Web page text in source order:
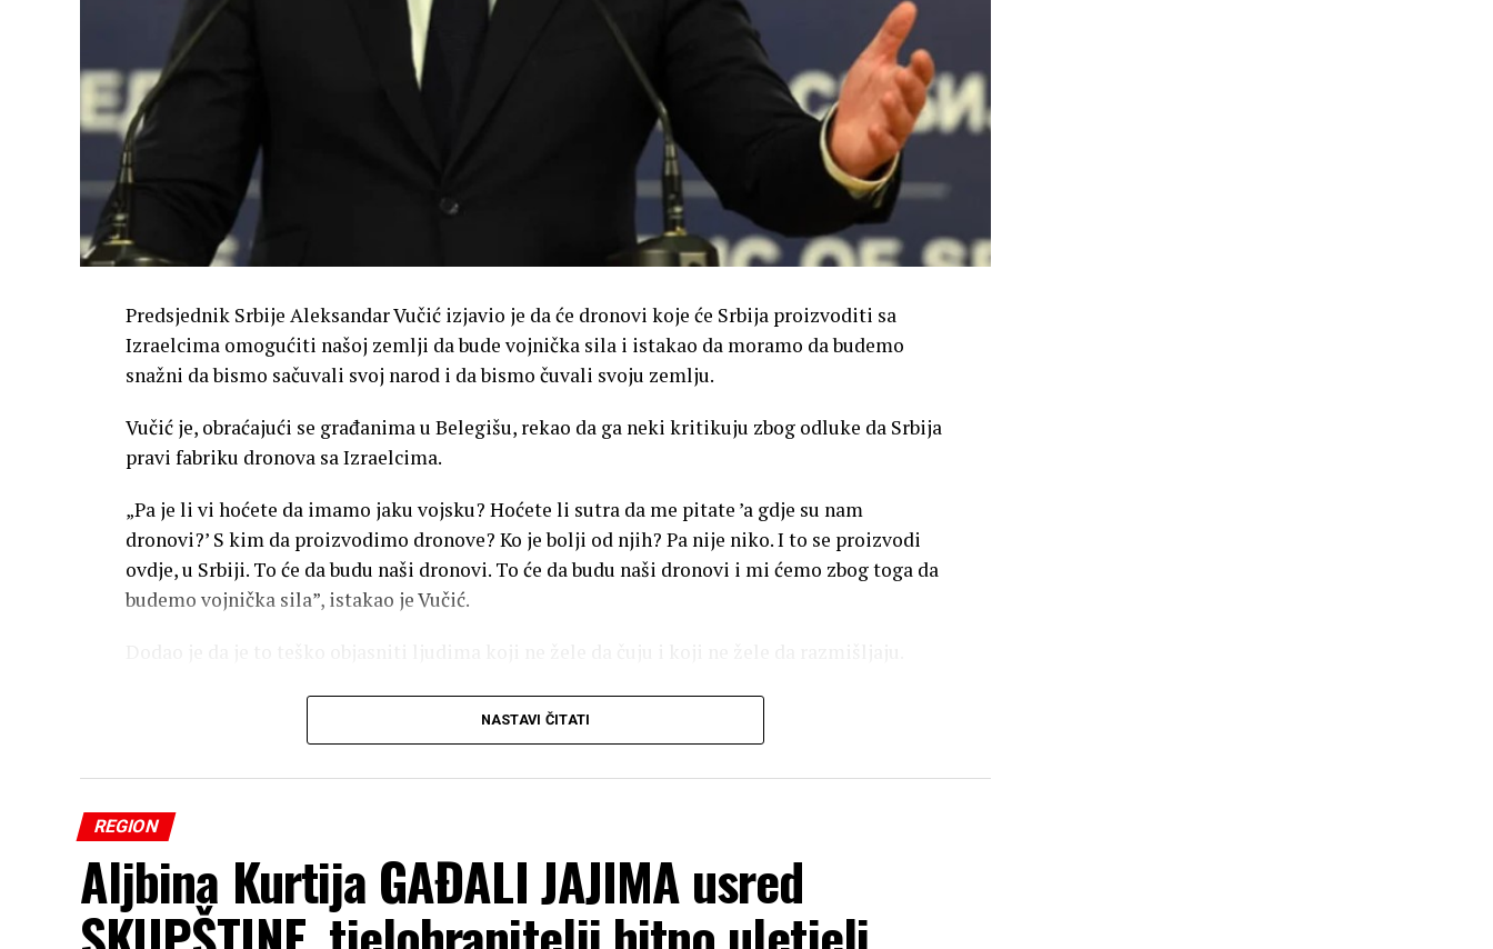
Predsjednik Srbije Aleksandar Vučić izjavio je da će dronovi koje će Srbija proizvoditi sa
Izraelcima omogućiti našoj zemlji da bude vojnička sila i istakao da moramo da budemo
snažni da bismo sačuvali svoj narod i da bismo čuvali svoju zemlju.
Vučić je, obraćajući se građanima u Belegišu, rekao da ga neki kritikuju zbog odluke da Srbija
pravi fabriku dronova sa Izraelcima.
„Pa je li vi hoćete da imamo jaku vojsku? Hoćete li sutra da me pitate ’a gdje su nam
dronovi?’ S kim da proizvodimo dronove? Ko je bolji od njih? Pa nije niko. I to se proizvodi
ovdje, u Srbiji. To će da budu naši dronovi. To će da budu naši dronovi i mi ćemo zbog toga da
budemo vojnička sila”, istakao je Vučić.
Vučić je istakao da je posao sa Izraelcima za pravljenje dronova veoma dobar za Srbiju jer,
kako je naveo, oni prave neke od najboljih dronova na svijetu i naveo da ga politički
„Hoćete da se pravdam ljudima što dovodim neke od kompanija sa najboljim dronovima na
svijetu i još treba da se pravdam nekome ko misli da to treba da radimo samo sa nekim ko se
njemu sviđa. Ne mora da mi se sviđa niko, život i politika nisu izbor između lijepih i divnih
stvari, već je to izbor između teških i manje teških odluka, a lakih odluka nema. Da ima lakih
odluka, svako bi to mogao da radi”, rekao je Vučić.
NASTAVI ČITATI
REGION
Aljbina Kurtija GAĐALI JAJIMA usred